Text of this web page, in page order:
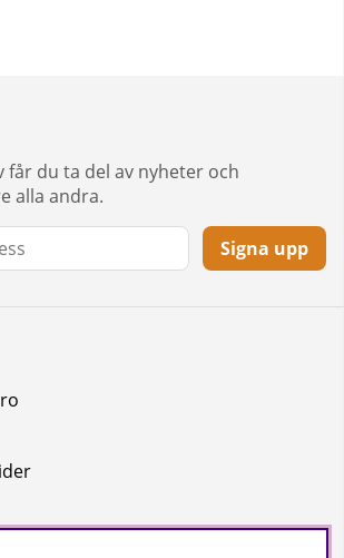
får du ta del av nyheter och
alla andra.
Signa upp